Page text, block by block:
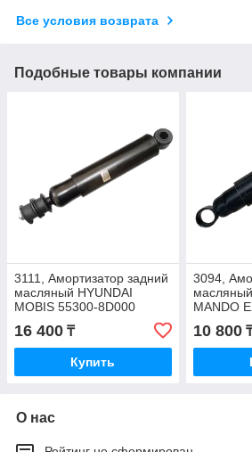
Все условия возврата
Подобные товары компании
3111, Амортизатор задний
масляный HYUNDAI
MOBIS 55300-8D000
16 400 ₸
Купить
3094,
MANDO
10 800
О нас